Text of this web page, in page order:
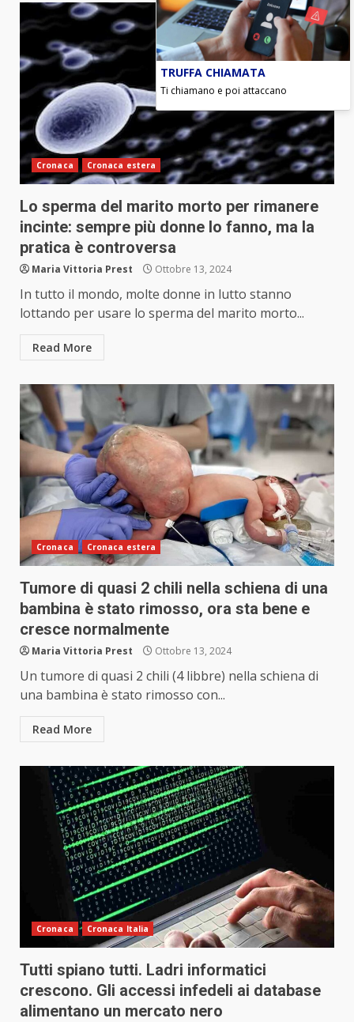
Cronaca Cronaca estera
Lo sperma del marito morto per rimanere
incinte: sempre più donne lo fanno, ma la
pratica è controversa
Maria Vittoria Prest Ottobre 13, 2024
In tutto il mondo, molte donne in lutto stanno
lottando per usare lo sperma del marito morto...
Read More
Cronaca Cronaca estera
Tumore di quasi 2 chili nella schiena di una
bambina è stato rimosso, ora sta bene e
cresce normalmente
Maria Vittoria Prest Ottobre 13, 2024
Un tumore di quasi 2 chili (4 libbre) nella schiena di
una bambina è stato rimosso con...
Read More
Cronaca Cronaca Italia
Tutti spiano tutti. Ladri informatici
crescono. Gli accessi infedeli ai database
alimentano un mercato nero
TRUFFA CHIAMATA
Ti chiamano e poi attaccano